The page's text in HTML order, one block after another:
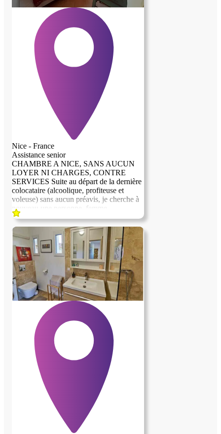
Nice - France
Assistance senior
CHAMBRE A NICE, SANS AUCUN
LOYER NI CHARGES, CONTRE
SERVICES Suite au départ de la dernière
colocataire (alcoolique, profiteuse et
voleuse) sans aucun préavis, je cherche à
nouveau une personne, femme
uniquement, sérieuse, correcte et
respectueuse des engagements pris.
Expérience services à la personne
souhaitée, ou bonne volonté et empathie
pour apprendre. Aucun frais pour la
location de la chambre, services à rendre
le soir et le matin auprès de dame âgée et
dépendante, ce qui vous permet de
travailler en journée ou d'avoir des loisirs.
Appartement très bien situé au calme,
dans impasse privée, avec parking assuré,
à 5 minutes de la mer et proche de tous
transports en commun. Contrat établi pour
définir les modalités des services, les jours
et une rémunération. Disponible
immédiatement. Hébergement longue
durée Contact par téléphone ou
messagerie